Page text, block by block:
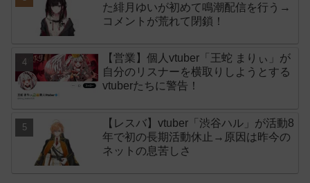
た緋月ゆいが初めて鳴潮配信を行う→
コメントが荒れて閉鎖！
【営業】個人vtuber「王蛇 まりぃ」が
自分のリスナーを横取りしようとする
vtuberたちに警告！
【レスバ】vtuber「渋谷ハル」が活動8
年で初の長期活動休止→原因は昨今の
ネットの息苦しさ